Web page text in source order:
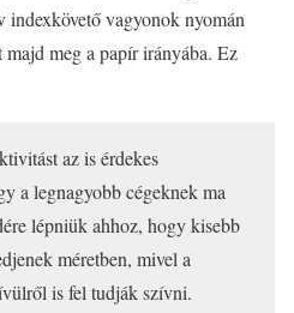
indexkövető vagyonok nyomán
meg a papír irányába. Ez
az is érdekes
a legnagyobb cégeknek ma
lépniük ahhoz, hogy kisebb
méretben, mivel a
is fel tudják szívni.